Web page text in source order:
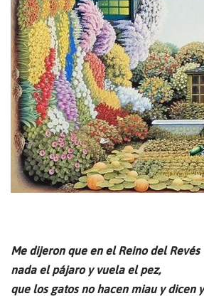
Me dijeron que en el Reino del Revés
nada el pájaro y vuela el pez,
que los gatos no hacen miau y dicen